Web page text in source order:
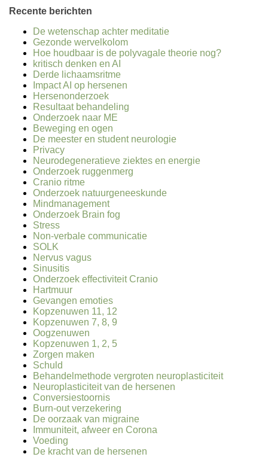
Recente berichten
De wetenschap achter meditatie
Gezonde wervelkolom
Hoe houdbaar is de polyvagale theorie nog?
kritisch denken en AI
Derde lichaamsritme
Impact AI op hersenen
Hersenonderzoek
Resultaat behandeling
Onderzoek naar ME
Beweging en ogen
De meester en student neurologie
Privacy
Neurodegeneratieve ziektes en energie
Onderzoek ruggenmerg
Cranio ritme
Onderzoek natuurgeneeskunde
Mindmanagement
Onderzoek Brain fog
Stress
Non-verbale communicatie
SOLK
Nervus vagus
Sinusitis
Onderzoek effectiviteit Cranio
Hartmuur
Gevangen emoties
Kopzenuwen 11, 12
Kopzenuwen 7, 8, 9
Oogzenuwen
Kopzenuwen 1, 2, 5
Zorgen maken
Schuld
Behandelmethode vergroten neuroplasticiteit
Neuroplasticiteit van de hersenen
Conversiestoornis
Burn-out verzekering
De oorzaak van migraine
Immuniteit, afweer en Corona
Voeding
De kracht van de hersenen